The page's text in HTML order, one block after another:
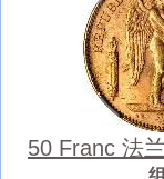
50 Franc 法